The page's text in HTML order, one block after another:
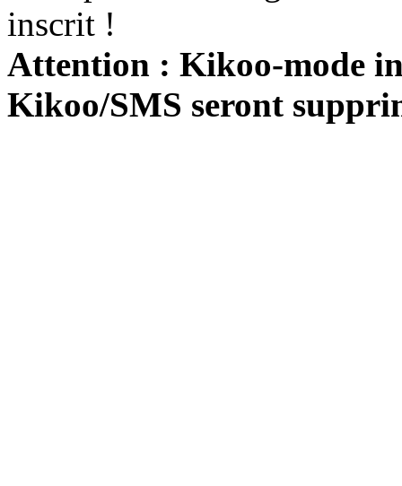
inscrit !
Attention : Kikoo-mode
Kikoo/SMS seront